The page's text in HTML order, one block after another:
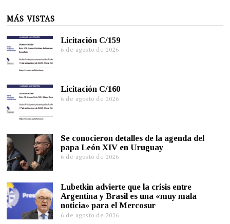
MÁS VISTAS
Licitación C/159
6 de agosto de 2026
Licitación C/160
6 de agosto de 2026
Se conocieron detalles de la agenda del
papa León XIV en Uruguay
6 de agosto de 2026
Lubetkin advierte que la crisis entre
Argentina y Brasil es una «muy mala
noticia» para el Mercosur
6 de agosto de 2026